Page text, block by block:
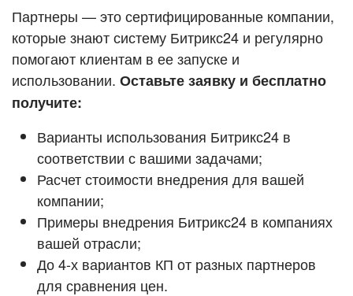
ПОЛУЧИТЬ БЕСПЛАТНО
ВХОД
ВХОД
Кейсы партнеров
Смотреть видеокейсы
Партнеры — это сертифицированные компании,
которые знают систему Битрикс24 и регулярно
помогают клиентам в ее запуске и
использовании. Оставьте заявку и бесплатно
получите:
Варианты использования Битрикс24 в
соответствии с вашими задачами;
Расчет стоимости внедрения для вашей
компании;
Примеры внедрения Битрикс24 в компаниях
вашей отрасли;
До 4-х вариантов КП от разных партнеров
для сравнения цен.